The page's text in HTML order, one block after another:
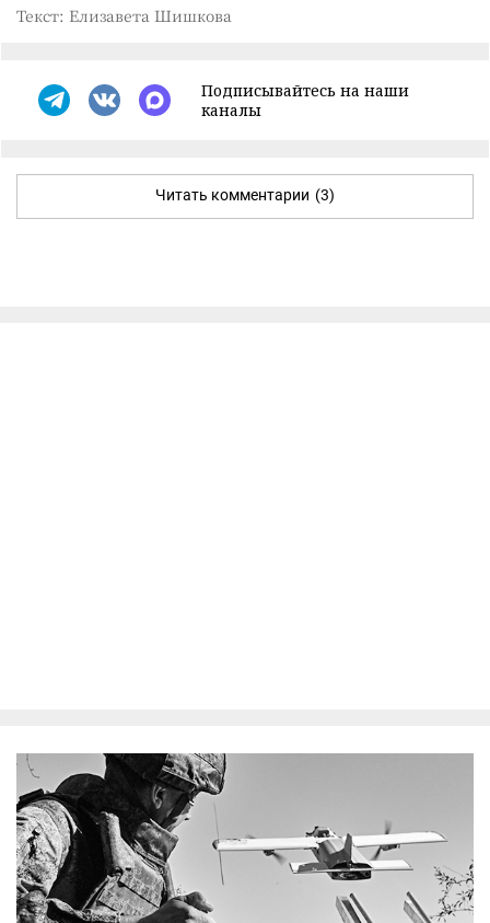
Текст: Елизавета Шишкова
Подписывайтесь на наши
каналы
Читать комментарии (3)